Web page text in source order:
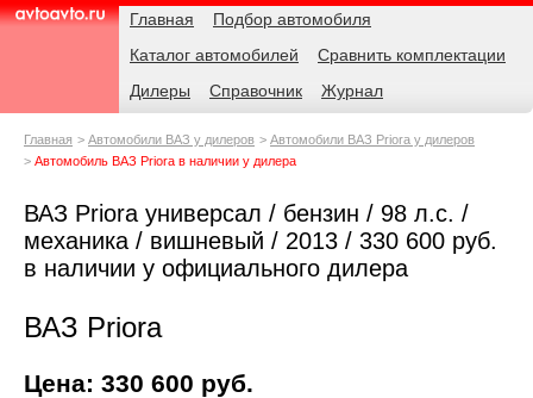
AvtoAvto.ru
Навигация Главная
Подбор автомобиля
Каталог автомобилей
Сравнить комплектации
Дилеры
Справочник Журнал
Родительские
Главная Автомобили ВАЗ у дилеров
Автомобили ВАЗ Priora у дилеров
Автомобиль ВАЗ Priora в наличии у дилера
ВАЗ Priora универсал / бензин / 98 л.с. /
механика / вишневый / 2013 / 330 600 руб.
в наличии у официального дилера
ВАЗ Priora
Цена: 330 600 руб.